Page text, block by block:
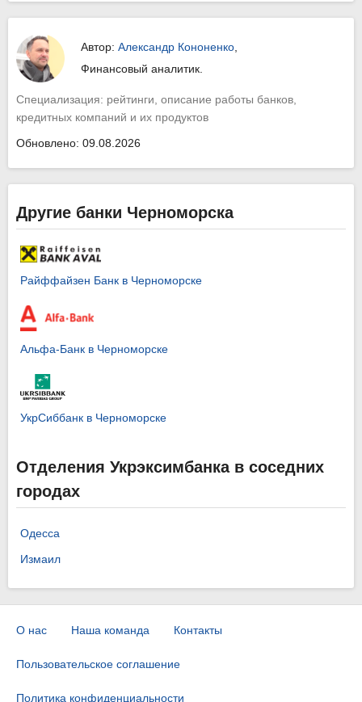
Автор: Александр Кононенко
Финансовый аналитик.
Специализация: рейтинги, описание работы банков,
кредитных компаний и их продуктов
Обновлено: 09.08.2026
Другие банки Черноморска
Райффайзен Банк в Черноморске
Альфа-Банк в Черноморске
УкрСиббанк в Черноморске
Отделения Укрэксимбанка в соседних
городах
Одесса
Измаил
О нас Наша команда Контакты
Пользовательское соглашение
Политика конфиденциальности